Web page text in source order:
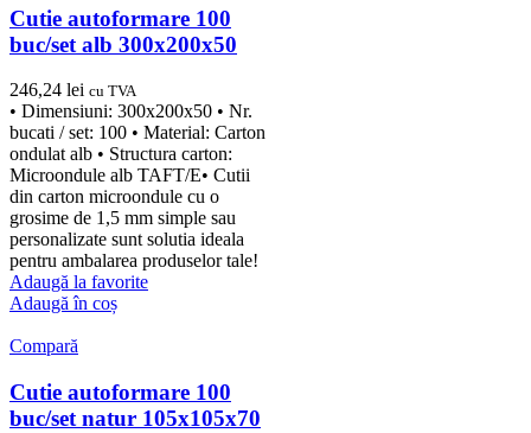
Cutie autoformare 100
buc/set alb 300x200x50
246,24 lei cu TVA
• Dimensiuni: 300x200x50 • Nr.
bucati / set: 100 • Material: Carton
ondulat alb • Structura carton:
Microondule alb TAFT/E• Cutii
din carton microondule cu o
grosime de 1,5 mm simple sau
personalizate sunt solutia ideala
pentru ambalarea produselor tale!
Adaugă la favorite
Adaugă în coș
Compară
Cutie autoformare 100
buc/set natur 105x105x70